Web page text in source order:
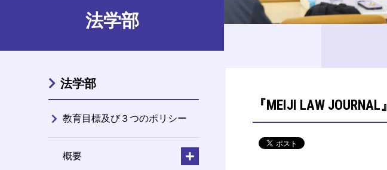
法学部
『MEIJI LAW JOURNAL』
法学部
教育目標及び３つのポリシー
概要